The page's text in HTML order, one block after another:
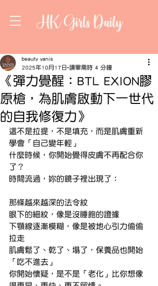
HK Girls Daily
《彈力覺醒：BTL EXION膠
原槍，為肌膚啟動下一世代
的自我修復力》
beauty yanis
2025年10月17日 讀畢需時 4 分鐘
這不是拉提，不是填充，而是肌膚重新
學會「自己變年輕」
什麼時候，你開始覺得皮膚不再配合你
了？
時間流過，妳的鏡子裡出現了：
那條越來越深的法令紋
眼下的細紋，像是沒睡飽的證據
下顎線逐漸模糊，像是被地心引力偷偷
拉走
肌膚鬆了、乾了、塌了，保養品也開始
「吃不進去」
你開始懷疑，是不是「老化」比你想像